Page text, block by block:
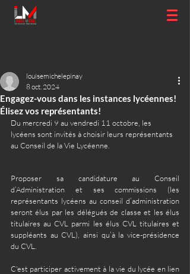
Engagez-vous dans les instances lycéennes!
Élisez vos représentants!
louisemichelepinay
8 oct. 2024
Du mercredi 9 au vendredi 11 octobre, les
lycéens sont invités à choisir leurs représentants
au Conseil de la Vie Lycéenne.
Proposer sa candidature au Conseil
d’Administration et ses commissions (les
représentants lycéens au conseil d’administration
seront élus par les délégués de classe et les élus
titulaires au CVL parmi les élus CVL titulaires et
suppléants au CVL), ainsi qu’à la vice-présidence
du CVL.
C'est participer activement à la vie du lycée en lien